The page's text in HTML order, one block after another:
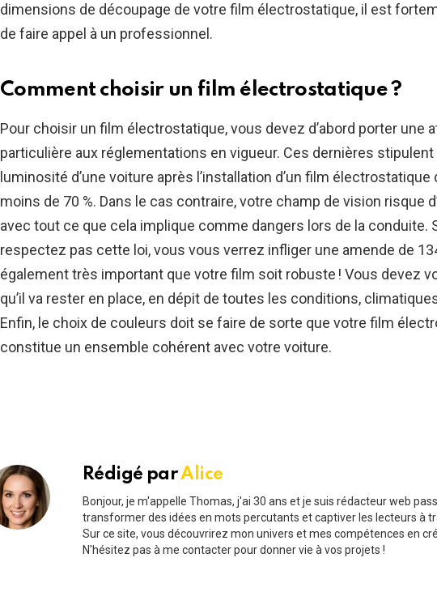
dimensions de découpage de votre film électrostatique, il est
de faire appel à un professionnel.
Comment choisir un film électrostatique ?
Pour choisir un film électrostatique, vous devez d’abord porter une
particulière aux réglementations en vigueur. Ces dernières stipulent
luminosité d’une voiture après l’installation d’un film électrostatique
moins de 70 %. Dans le cas contraire, votre champ de vision risque
avec tout ce que cela implique comme dangers lors de la conduite.
respectez pas cette loi, vous vous verrez infliger une amende de
également très important que votre film soit robuste ! Vous devez
qu’il va rester en place, en dépit de toutes les conditions,
Enfin, le choix de couleurs doit se faire de sorte que votre film
constitue un ensemble cohérent avec votre voiture.
Rédigé parAlice
Bonjour, je m'appelle Thomas, j'ai 30 ans et je suis rédacteur web
transformer des idées en mots percutants et captiver les lecteurs à
Sur ce site, vous découvrirez mon univers et mes compétences en
N'hésitez pas à me contacter pour donner vie à vos projets !